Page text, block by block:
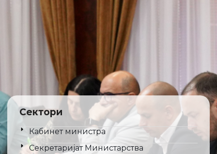
Сектори
Кабинет министра
Секретаријат Министарства